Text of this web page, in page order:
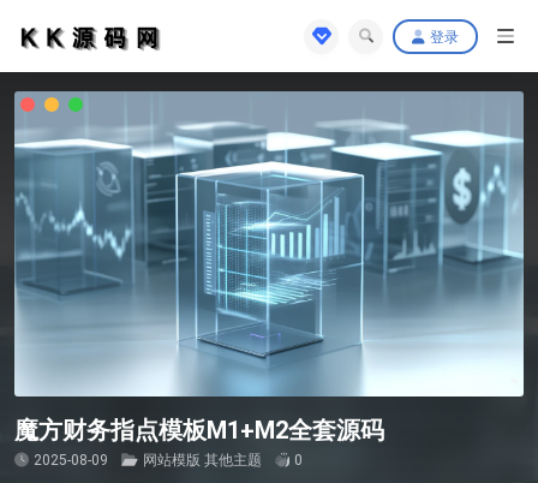
登录
魔方财务指点模板M1+M2全套源码
2025-08-09 网站模版 其他主题 0